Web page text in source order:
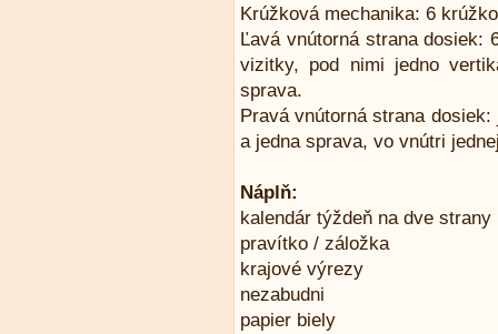
Krúžková mechanika: 6
Ľavá vnútorná strana dosiek:
vizitky, pod nimi jedno
sprava.
Pravá vnútorná strana
a jedna sprava, vo vnútri
Náplň:
kalendár týždeň na dve strany
pravítko / záložka
krajové výrezy
nezabudni
papier biely